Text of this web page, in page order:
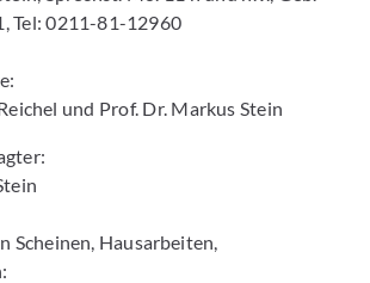
Tel: 0211-81-12960
und Prof. Dr. Markus Stein
Scheinen, Hausarbeiten,